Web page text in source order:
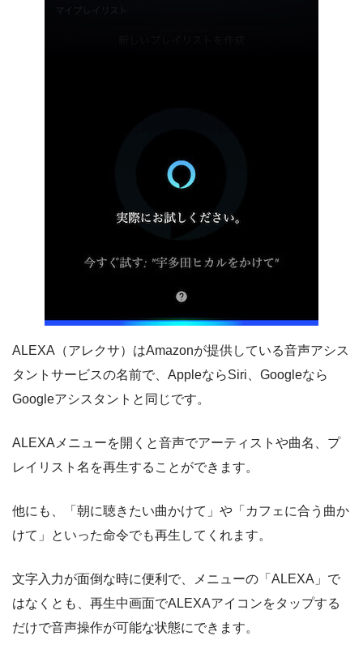
ALEXA（アレクサ）はAmazonが提供している音声アシス
タントサービスの名前で、AppleならSiri、Googleなら
Googleアシスタントと同じです。
ALEXAメニューを開くと音声でアーティストや曲名、プ
レイリスト名を再生することができます。
他にも、「朝に聴きたい曲かけて」や「カフェに合う曲か
けて」といった命令でも再生してくれます。
文字入力が面倒な時に便利で、メニューの「ALEXA」で
はなくとも、再生中画面でALEXAアイコンをタップする
だけで音声操作が可能な状態にできます。